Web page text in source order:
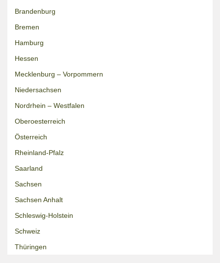
Brandenburg
Bremen
Hamburg
Hessen
Mecklenburg – Vorpommern
Niedersachsen
Nordrhein – Westfalen
Oberoesterreich
Österreich
Rheinland-Pfalz
Saarland
Sachsen
Sachsen Anhalt
Schleswig-Holstein
Schweiz
Thüringen